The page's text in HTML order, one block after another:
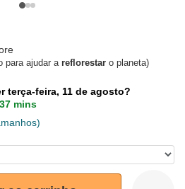
para ajudar a reflorestar o planeta)
terça-feira, 11 de agosto?
mins